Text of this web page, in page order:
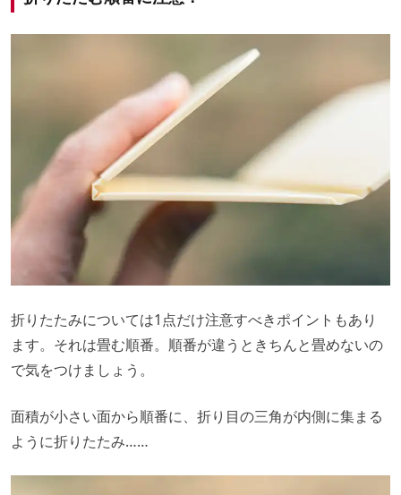
折りたたみについては1点だけ注意すべきポイントもあり
ます。それは畳む順番。順番が違うときちんと畳めないの
で気をつけましょう。
面積が小さい面から順番に、折り目の三角が内側に集まる
ように折りたたみ……